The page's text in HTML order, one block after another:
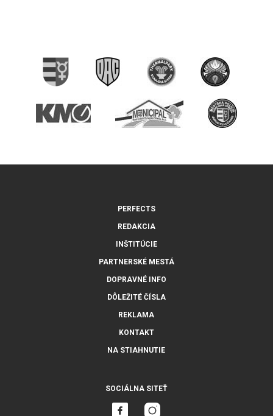
PERFECTS
REDAKCIA
INŠTITÚCIE
PARTNERSKÉ MESTÁ
DOPRAVNÉ INFO
DÔLEŽITÉ ČÍSLA
REKLAMA
KONTAKT
NA STIAHNUTIE
SOCIÁLNA SITEŤ